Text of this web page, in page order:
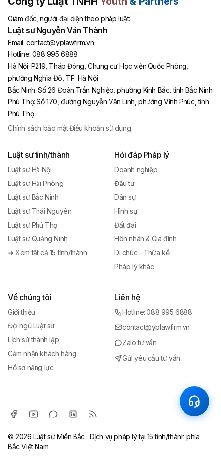
Giám đốc, người đại diện theo pháp luật:
Luật sư Nguyễn Văn Thành
Email: contact@yplawfirm.vn
Hotline: 088 995 6888
Hà Nội: P219, Tháp Đông, Chung cư Học viện Quốc Phòng,
phường Nghĩa Đô, TP. Hà Nội
Bắc Ninh:Số 26 Đoàn Trần Nghiệp, phường Kinh Bắc, tỉnh Bắc Ninh
Phú Thọ:Số 170, đường Nguyễn Văn Linh, phường Vĩnh Phúc, tỉnh
Phú Thọ
Chính sách bảo mật·Điều khoản sử dụng
Luật sư tỉnh/thành
Luật sư Hà Nội
Luật sư Hải Phòng
Luật sư Bắc Ninh
Luật sư Thái Nguyên
Luật sư Phú Thọ
Luật sư Quảng Ninh
➜ Xem tất cả 15 tỉnh/thành
Hỏi đáp Pháp lý
Doanh nghiệp
Đầu tư
Dân sự
Hình sự
Đất đai
Hôn nhân & Gia đình
Di chúc - Thừa kế
Pháp lý khác
Về chúng tôi
Giới thiệu
Đội ngũ Luật sư
Lịch sử thành lập
Cảm nhận khách hàng
Hồ sơ năng lực
Liên hệ
Hotline: 088 995 6888
contact@yplawfirm.vn
Zalo tư vấn
Gửi yêu cầu tư vấn
© 2026Luật sư Miền Bắc · Dịch vụ pháp lý tại 15 tỉnh/thành phía
Bắc Việt Nam